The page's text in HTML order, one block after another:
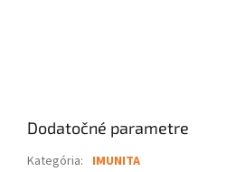
Dodatočné parametre
Kategória: IMUNITA